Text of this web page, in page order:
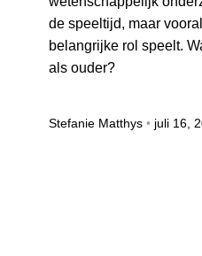
de speeltijd, maar
belangrijke rol speelt.
als ouder?
Stefanie Matthys juli 16,